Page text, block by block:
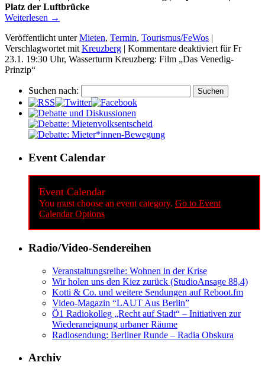
Platz der Luftbrücke
Weiterlesen →
Veröffentlicht unter Mieten, Termin, Tourismus/FeWos |
Verschlagwortet mit Kreuzberg | Kommentare deaktiviert für Fr
23.1. 19:30 Uhr, Wasserturm Kreuzberg: Film „Das Venedig-
Prinzip“
Suchen nach:
Event Calendar
Event Calendar
You must choose an event category. Go to Event
Calendar Options
Radio/Video-Sendereihen
Veranstaltungsreihe: Wohnen in der Krise
Wir holen uns den Kiez zurück (StudioAnsage 88,4)
Kotti & Co. und weitere Sendungen auf Reboot.fm
Video-Magazin “LAUT Aus Berlin”
Ö1 Radiokolleg „Recht auf Stadt“ – Initiativen zur
Wiederaneignung urbaner Räume
Radiosendung: Berliner Runde – Radia Obskura
Archiv